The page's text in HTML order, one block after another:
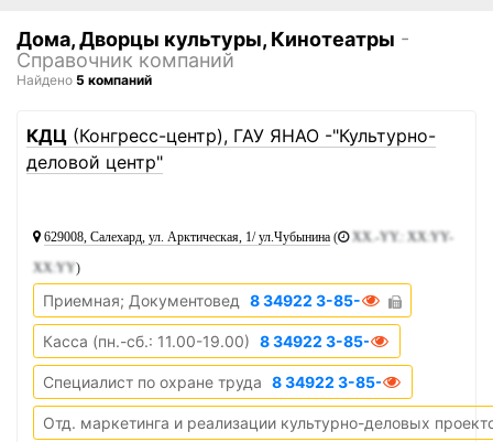
Дома, Дворцы культуры, Кинотеатры -
Справочник компаний
Найдено 5 компаний
КДЦ (Конгресс-центр), ГАУ ЯНАО -"Культурно-
деловой центр"
629008, Салехард, ул. Арктическая, 1/ ул.Чубынина (
XX.-YY.: XX:YY-
XX:YY)
Приемная; Документовед 8 34922 3-85-91
Касса (пн.-сб.: 11.00-19.00) 8 34922 3-85-56
Специалист по охране труда 8 34922 3-85-96
Отд. маркетинга и реализации культурно-деловых